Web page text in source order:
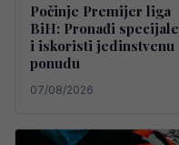
Počinje Premijer liga
BiH: Pronađi specijale
i iskoristi jedinstvenu
ponudu
07/08/2026